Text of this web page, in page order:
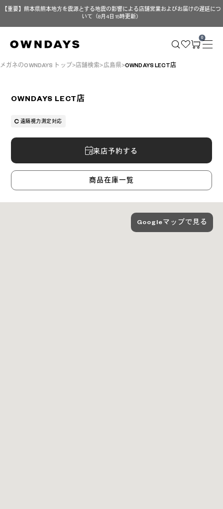
【重要】熊本県熊本地方を震源とする地震の影響による店舗営業およびお届けの遅延につ
いて（8月4日 15時更新）
0
メガネのOWNDAYS トップ 店舗検索 広島県 OWNDAYS LECT店
OWNDAYS LECT店
遠隔視力測定対応
来店予約する
商品在庫一覧
Googleマップで見る